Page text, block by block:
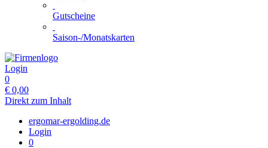
Gutscheine
Saison-/Monatskarten
Login
0
€ 0,00
Direkt zum Inhalt
ergomar-ergolding.de
Login
0